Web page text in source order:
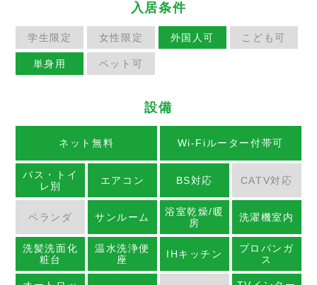
入居条件
学生限定 女性限定 外国人可 こども可
単身用 ペット可
設備
ネット無料 Wi-Fiルーター付帯可
バス・トイ
レ別
エアコン BS対応 CATV対応
ベランダ サンルーム
浴室乾燥/暖
房
洗濯機室内
洗髪洗面化
粧台
温水洗浄便
座
IHキッチン
プロパンガ
ス